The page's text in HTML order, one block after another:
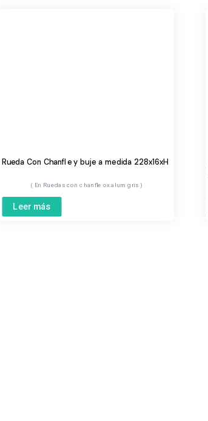
Rueda Con Chanfle y buje a medida 228x16xH
Ruedas con chanfle ox.alum gris
Leer más